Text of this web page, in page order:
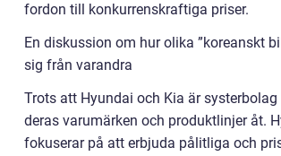
fordon till konkurrenskraftiga priser.
En diskussion om hur olika ”koreanskt
sig från varandra
Trots att Hyundai och Kia är systerbolag
deras varumärken och produktlinjer åt.
fokuserar på att erbjuda pålitliga och